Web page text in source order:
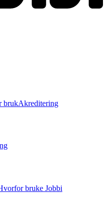
brukAkreditering
bruke Jobbi